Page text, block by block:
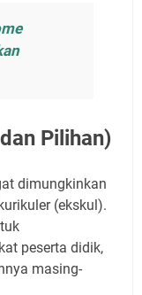
Pilihan)
dimungkinkan
(ekskul).
peserta didik,
masing-